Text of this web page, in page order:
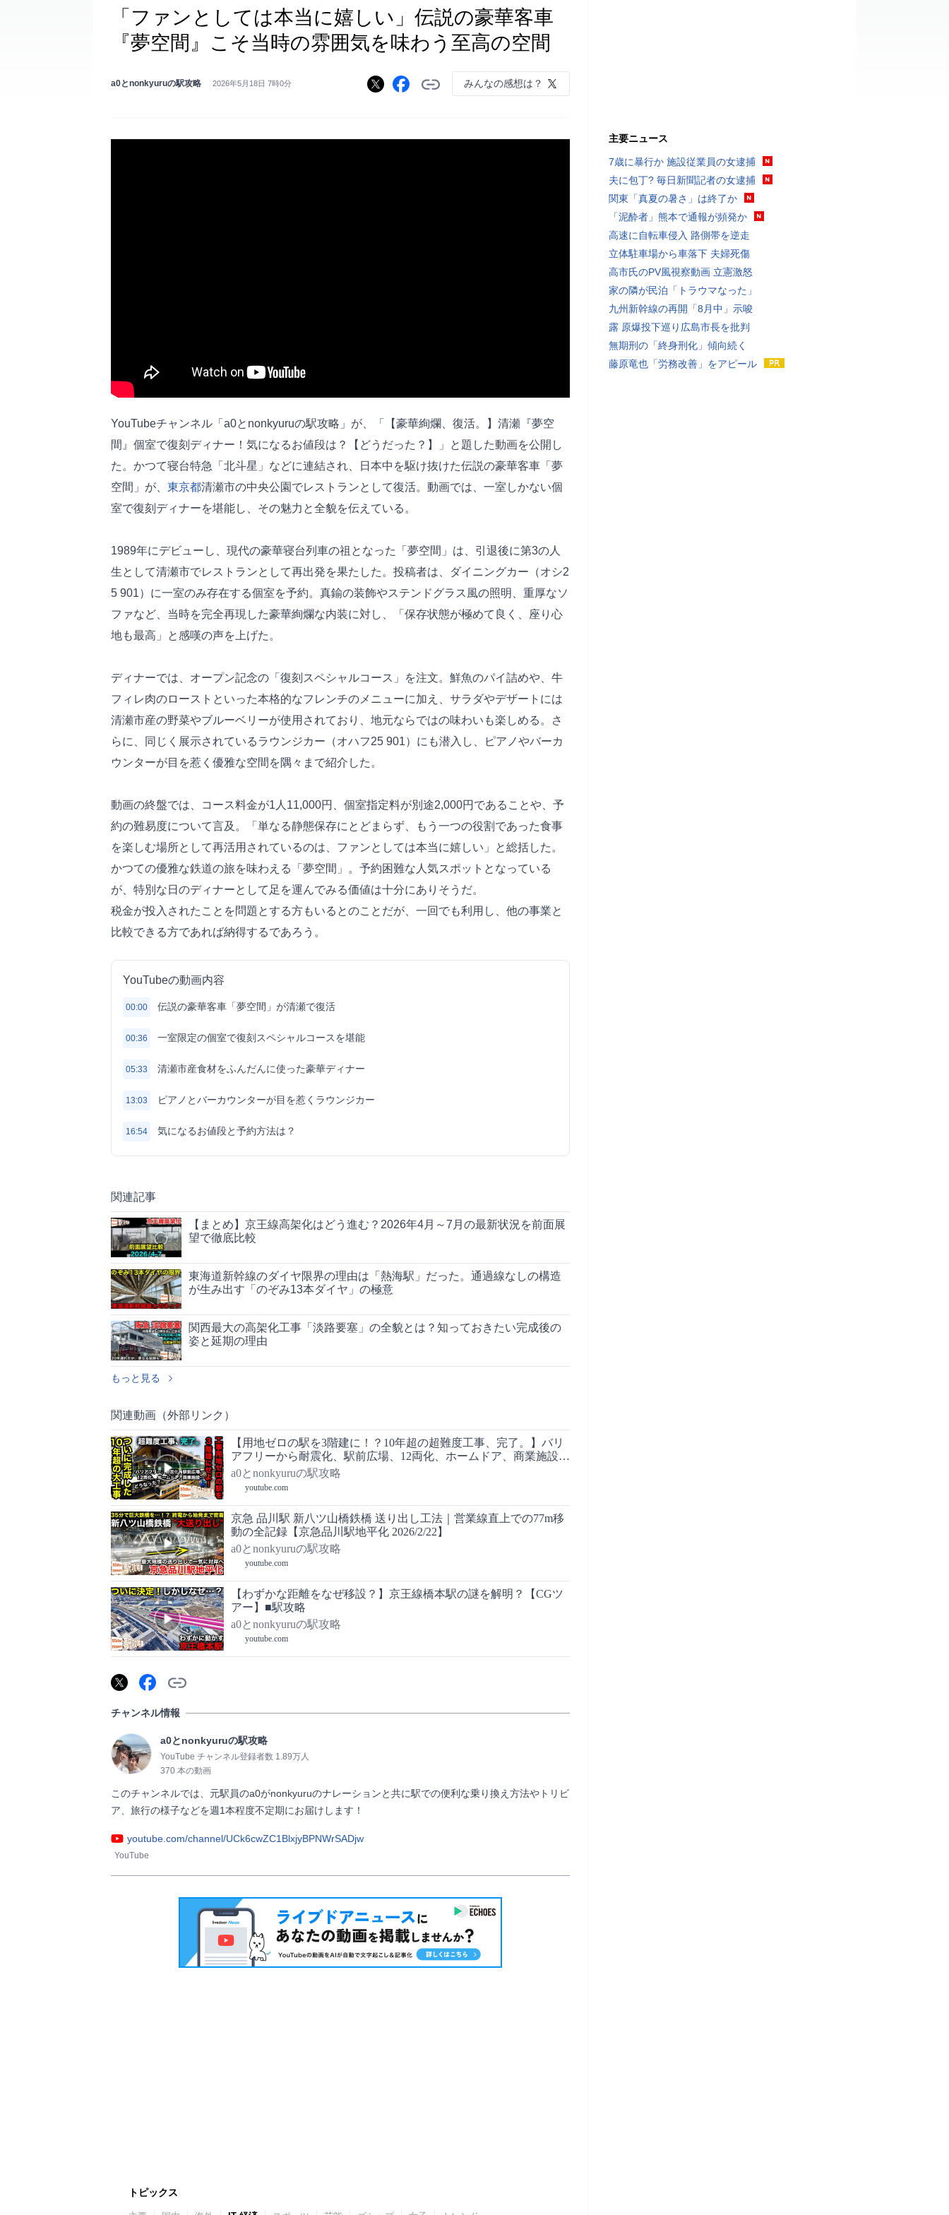
「ファンとしては本当に嬉しい」伝説の豪華客車
『夢空間』こそ当時の雰囲気を味わう至高の空間
a0とnonkyuruの駅攻略 2026年5月18日 7時0分 みんなの感想は？
YouTubeチャンネル「a0とnonkyuruの駅攻略」が、「【豪華絢爛、復活。】清瀬『夢空
間』個室で復刻ディナー！気になるお値段は？【どうだった？】」と題した動画を公開し
た。かつて寝台特急「北斗星」などに連結され、日本中を駆け抜けた伝説の豪華客車「夢
空間」が、 東京都清瀬市の中央公園でレストランとして復活。動画では、一室しかない個
室で復刻ディナーを堪能し、その魅力と全貌を伝えている。
1989年にデビューし、現代の豪華寝台列車の祖となった「夢空間」は、引退後に第3の人
生として清瀬市でレストランとして再出発を果たした。投稿者は、ダイニングカー（オシ2
5 901）に一室のみ存在する個室を予約。真鍮の装飾やステンドグラス風の照明、重厚なソ
ファなど、当時を完全再現した豪華絢爛な内装に対し、「保存状態が極めて良く、座り心
地も最高」と感嘆の声を上げた。
ディナーでは、オープン記念の「復刻スペシャルコース」を注文。鮮魚のパイ詰めや、牛
フィレ肉のローストといった本格的なフレンチのメニューに加え、サラダやデザートには
清瀬市産の野菜やブルーベリーが使用されており、地元ならではの味わいも楽しめる。さ
らに、同じく展示されているラウンジカー（オハフ25 901）にも潜入し、ピアノやバーカ
ウンターが目を惹く優雅な空間を隅々まで紹介した。
動画の終盤では、コース料金が1人11,000円、個室指定料が別途2,000円であることや、予
約の難易度について言及。「単なる静態保存にとどまらず、もう一つの役割であった食事
を楽しむ場所として再活用されているのは、ファンとしては本当に嬉しい」と総括した。
かつての優雅な鉄道の旅を味わえる「夢空間」。予約困難な人気スポットとなっている
が、特別な日のディナーとして足を運んでみる価値は十分にありそうだ。
税金が投入されたことを問題とする方もいるとのことだが、一回でも利用し、他の事業と
比較できる方であれば納得するであろう。
YouTubeの動画内容
00:00 伝説の豪華客車「夢空間」が清瀬で復活
00:36 一室限定の個室で復刻スペシャルコースを堪能
05:33 清瀬市産食材をふんだんに使った豪華ディナー
13:03 ピアノとバーカウンターが目を惹くラウンジカー
16:54 気になるお値段と予約方法は？
関連記事
【まとめ】京王線高架化はどう進む？2026年4月～7月の最新状況を前面展
望で徹底比較
東海道新幹線のダイヤ限界の理由は「熱海駅」だった。通過線なしの構造
が生み出す「のぞみ13本ダイヤ」の極意
関西最大の高架化工事「淡路要塞」の全貌とは？知っておきたい完成後の
姿と延期の理由
もっと見る
関連動画（外部リンク）
【用地ゼロの駅を3階建に！？10年超の超難度工事、完了。】バリ
アフリーから耐震化、駅前広場、12両化、ホームドア、商業施設…
大変貌した御茶ノ水駅は【どうなった？】■駅攻略
a0とnonkyuruの駅攻略
youtube.com
京急 品川駅 新八ツ山橋鉄橋 送り出し工法｜営業線直上での77m移
動の全記録【京急品川駅地平化 2026/2/22】
a0とnonkyuruの駅攻略
youtube.com
【わずかな距離をなぜ移設？】京王線橋本駅の謎を解明？【CGツ
アー】■駅攻略
a0とnonkyuruの駅攻略
youtube.com
チャンネル情報
a0とnonkyuruの駅攻略
YouTube チャンネル登録者数 1.89万人
370 本の動画
このチャンネルでは、元駅員のa0がnonkyuruのナレーションと共に駅での便利な乗り換え方法やトリビ
ア、旅行の様子などを週1本程度不定期にお届けします！
youtube.com/channel/UCk6cwZC1BlxjyBPNWrSADjw
YouTube
トピックス
主要ニュース
7歳に暴行か 施設従業員の女逮捕
夫に包丁? 毎日新聞記者の女逮捕
関東「真夏の暑さ」は終了か
「泥酔者」熊本で通報が頻発か
高速に自転車侵入 路側帯を逆走
立体駐車場から車落下 夫婦死傷
高市氏のPV風視察動画 立憲激怒
家の隣が民泊「トラウマなった」
九州新幹線の再開「8月中」示唆
露 原爆投下巡り広島市長を批判
無期刑の「終身刑化」傾向続く
藤原竜也「労務改善」をアピール